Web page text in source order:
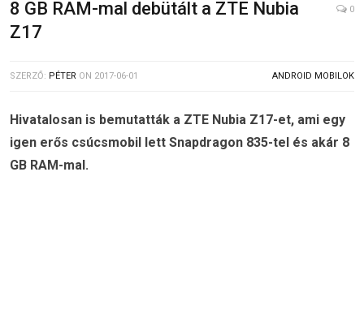
8 GB RAM-mal debütált a ZTE Nubia
Z17
0
SZERZŐ: PÉTER ON 2017-06-01 ANDROID MOBILOK
Hivatalosan is bemutatták a ZTE Nubia Z17-et, ami egy
igen erős csúcsmobil lett Snapdragon 835-tel és akár 8
GB RAM-mal.